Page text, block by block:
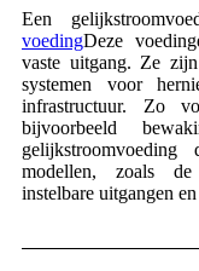
Een
voedingDeze
vaste uitgang. Ze zijn
systemen voor
infrastructuur. Zo
bijvoorbeeld
gelijkstroomvoeding
modellen, zoals de
instelbare uitgangen